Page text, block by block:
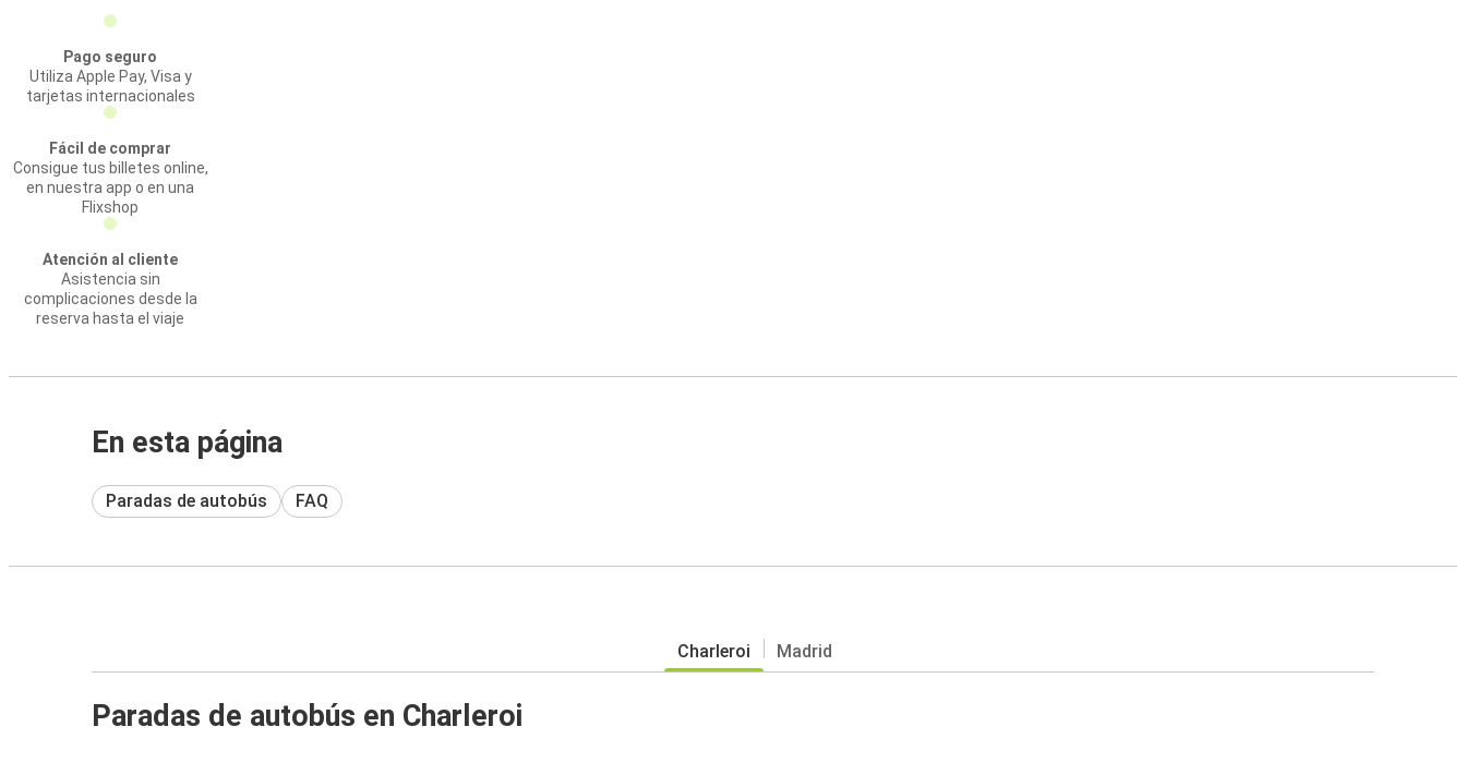
Pago seguro
Utiliza Apple Pay, Visa y
tarjetas internacionales
Fácil de comprar
Consigue tus billetes online,
en nuestra app o en una
Flixshop
Atención al cliente
Asistencia sin
complicaciones desde la
reserva hasta el viaje
En esta página
Paradas de autobús FAQ
Charleroi Madrid
Paradas de autobús en Charleroi